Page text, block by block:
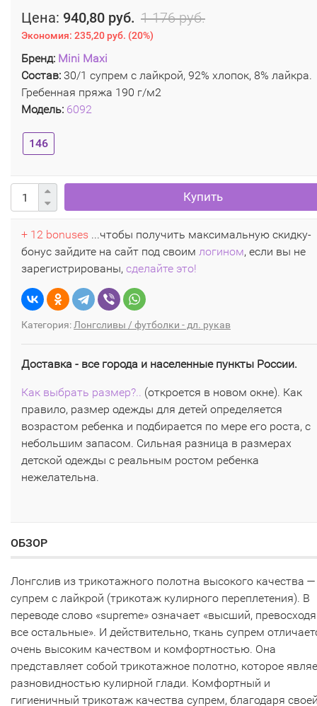
Цена: 940,80 руб. 1 176 руб.
Экономия: 235,20 руб. (20%)
Бренд: Mini Maxi
Состав: 30/1 супрем с лайкрой, 92% хлопок, 8% лайкра.
Гребенная пряжа 190 г/м2
Модель: 6092
146
Купить
+ 12 bonuses ...чтобы получить максимальную скидку-
бонус зайдите на сайт под своим логином, если вы не
зарегистрированы, сделайте это!
Категория: Лонгсливы / футболки - дл. рукав
Доставка - все города и населенные пункты России.
Как выбрать размер?.. (откроется в новом окне). Как
правило, размер одежды для детей определяется
возрастом ребенка и подбирается по мере его роста, с
небольшим запасом. Сильная разница в размерах
детской одежды с реальным ростом ребенка
нежелательна.
ОБЗОР
Лонгслив из трикотажного полотна высокого качества —
супрем с лайкрой (трикотаж кулирного переплетения). В
переводе слово «supreme» означает «высший,
все остальные». И действительно, ткань супрем
очень высоким качеством и комфортностью. Она
представляет собой трикотажное полотно, которое
разновидностью кулирной глади. Комфортный и
гигиеничный трикотаж качества супрем, благодаря